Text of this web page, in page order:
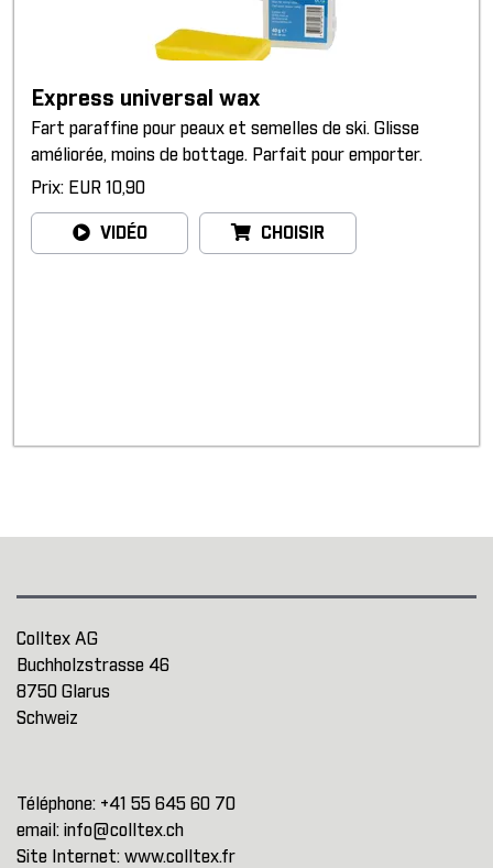
Express universal wax
Fart paraffine pour peaux et semelles de ski. Glisse
améliorée, moins de bottage. Parfait pour emporter.
Prix: EUR 10,90
VIDÉO CHOISIR
Colltex AG
Buchholzstrasse 46
8750 Glarus
Schweiz
Téléphone: +41 55 645 60 70
email: info@colltex.ch
Site Internet: www.colltex.fr